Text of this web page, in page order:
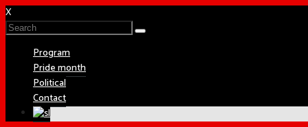
X
Program
Pride month
Political
Contact